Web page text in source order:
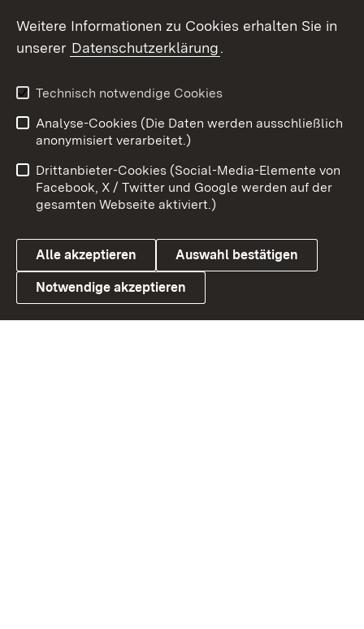
Social Wall
X / Twitter
Youtube
Link zum Landesportal
Benutzungshinweise
Barrierefreiheit
Datenschutz
Cookies
Weitere Informationen zu Cookies erhalten Sie in
unserer Datenschutzerklärung.
Technisch notwendige Cookies
Analyse-Cookies (Die Daten werden ausschließlich
anonymisiert verarbeitet.)
Drittanbieter-Cookies (Social-Media-Elemente von
Facebook, X / Twitter und Google werden auf der
gesamten Webseite aktiviert.)
Alle akzeptieren Auswahl bestätigen
Notwendige akzeptieren